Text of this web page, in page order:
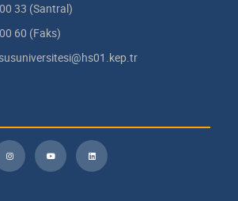
33 (Santral)
60 (Faks)